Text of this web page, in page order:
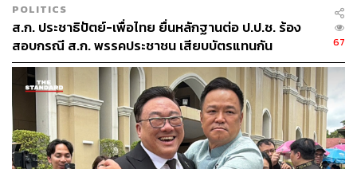
POLITICS
ส.ก. ประชาธิปัตย์-เพื่อไทย ยื่นหลักฐานต่อ ป.ป.ช. ร้อง
สอบกรณี ส.ก. พรรคประชาชน เสียบบัตรแทนกัน
67